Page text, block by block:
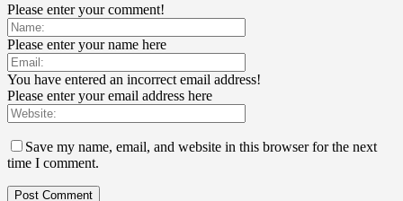
Please enter your comment!
Please enter your name here
You have entered an incorrect email address!
Please enter your email address here
Save my name, email, and website in this browser for the next
time I comment.